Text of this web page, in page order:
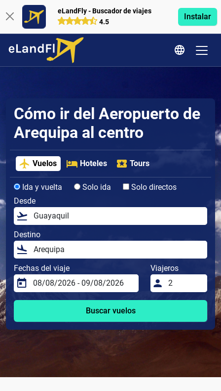
eLandFly - Buscador de viajes
4.5
Instalar
Cómo ir del Aeropuerto de
Arequipa al centro
Vuelos Hoteles Tours
Ida y vuelta Solo ida
Solo directos
Desde
Destino
Fechas del viaje Viajeros
Buscar vuelos